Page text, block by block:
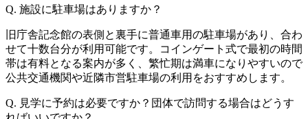
Q. 施設に駐車場はありますか？
旧庁舎記念館の表側と裏手に普通車用の駐車場があり、合わ
せて十数台分が利用可能です。コインゲート式で最初の時間
帯は有料となる案内が多く、繁忙期は満車になりやすいので
公共交通機関や近隣市営駐車場の利用をおすすめします。
Q. 見学に予約は必要ですか？団体で訪問する場合はどうす